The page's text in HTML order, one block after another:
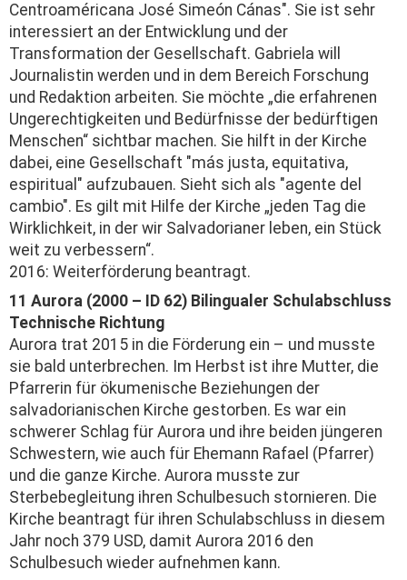
Centroaméricana José Simeón Cánas". Sie ist sehr
interessiert an der Entwicklung und der
Transformation der Gesellschaft. Gabriela will
Journalistin werden und in dem Bereich Forschung
und Redaktion arbeiten. Sie möchte „die erfahrenen
Ungerechtigkeiten und Bedürfnisse der bedürftigen
Menschen“ sichtbar machen. Sie hilft in der Kirche
dabei, eine Gesellschaft "más justa, equitativa,
espiritual" aufzubauen. Sieht sich als "agente del
cambio". Es gilt mit Hilfe der Kirche „jeden Tag die
Wirklichkeit, in der wir Salvadorianer leben, ein Stück
weit zu verbessern“.
2016: Weiterförderung beantragt.
11 Aurora (2000 – ID 62) Bilingualer Schulabschluss
Technische Richtung
Aurora trat 2015 in die Förderung ein – und musste
sie bald unterbrechen. Im Herbst ist ihre Mutter, die
Pfarrerin für ökumenische Beziehungen der
salvadorianischen Kirche gestorben. Es war ein
schwerer Schlag für Aurora und ihre beiden jüngeren
Schwestern, wie auch für Ehemann Rafael (Pfarrer)
und die ganze Kirche. Aurora musste zur
Sterbebegleitung ihren Schulbesuch stornieren. Die
Kirche beantragt für ihren Schulabschluss in diesem
Jahr noch 379 USD, damit Aurora 2016 den
Schulbesuch wieder aufnehmen kann.